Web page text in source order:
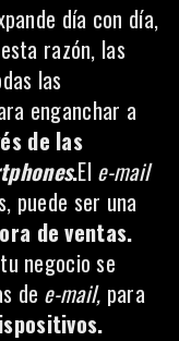
día con día,
razón, las
las
enganchar a
de las
.El e-mail
puede ser una
de ventas.
negocio se
de e-mail, para